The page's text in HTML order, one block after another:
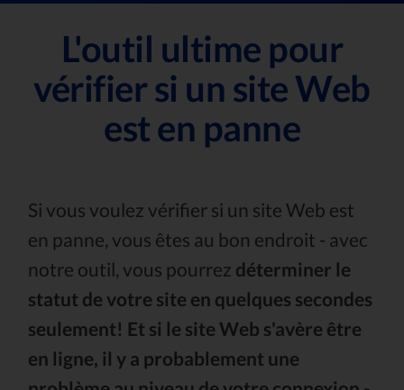
L'outil ultime pour
vérifier si un site Web
est en panne
Si vous voulez vérifier si un site Web est
en panne, vous êtes au bon endroit - avec
notre outil, vous pourrez déterminer le
statut de votre site en quelques secondes
seulement! Et si le site Web s'avère être
en ligne, il y a probablement une